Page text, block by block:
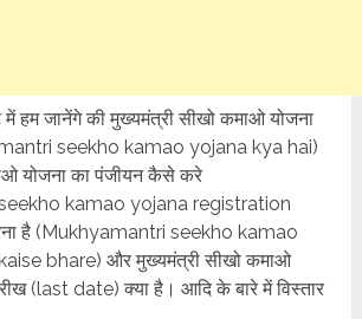
हम जानेंगे की मुख्यमंत्री सीखो कमाओ योजना
seekho kamao yojana kya hai)
योजना का पंजीयन कैसे करे
kamao yojana registration
है (Mukhyamantri seekho kamao
bhare) और मुख्यमंत्री सीखो कमाओ
(last date) क्या है। आदि के बारे में विस्तार